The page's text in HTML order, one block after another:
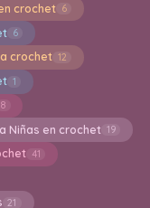
crochet 6
6
crochet 12
1
8
Niñas en crochet 19
41
21